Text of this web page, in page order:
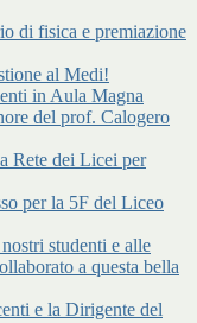
di fisica e premiazione
al Medi!
in Aula Magna
del prof. Calogero
Rete dei Licei per
per la 5F del Liceo
studenti e alle
a questa bella
e la Dirigente del